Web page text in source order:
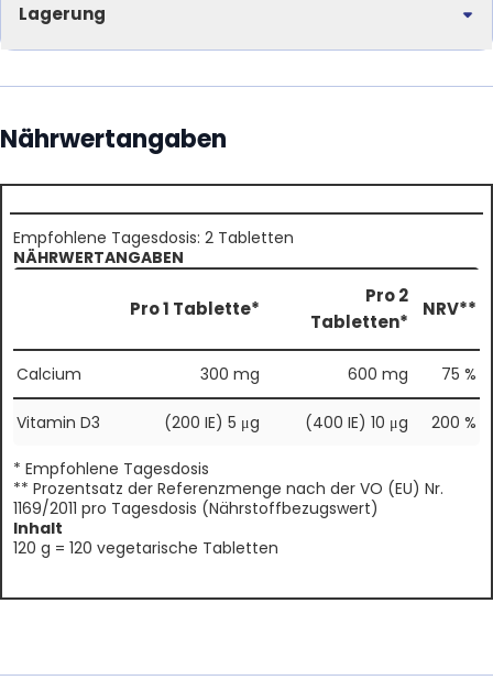
Lagerung
Nährwertangaben
Empfohlene Tagesdosis: 2 Tabletten
NÄHRWERTANGABEN
Pro 1 Tablette*
Pro 2
Tabletten*
NRV**
Calcium 300 mg 600 mg 75 %
Vitamin D3 (200 IE) 5 μg (400 IE) 10 μg 200 %
* Empfohlene Tagesdosis
** Prozentsatz der Referenzmenge nach der VO (EU) Nr.
1169/2011 pro Tagesdosis (Nährstoffbezugswert)
Inhalt
120 g = 120 vegetarische Tabletten